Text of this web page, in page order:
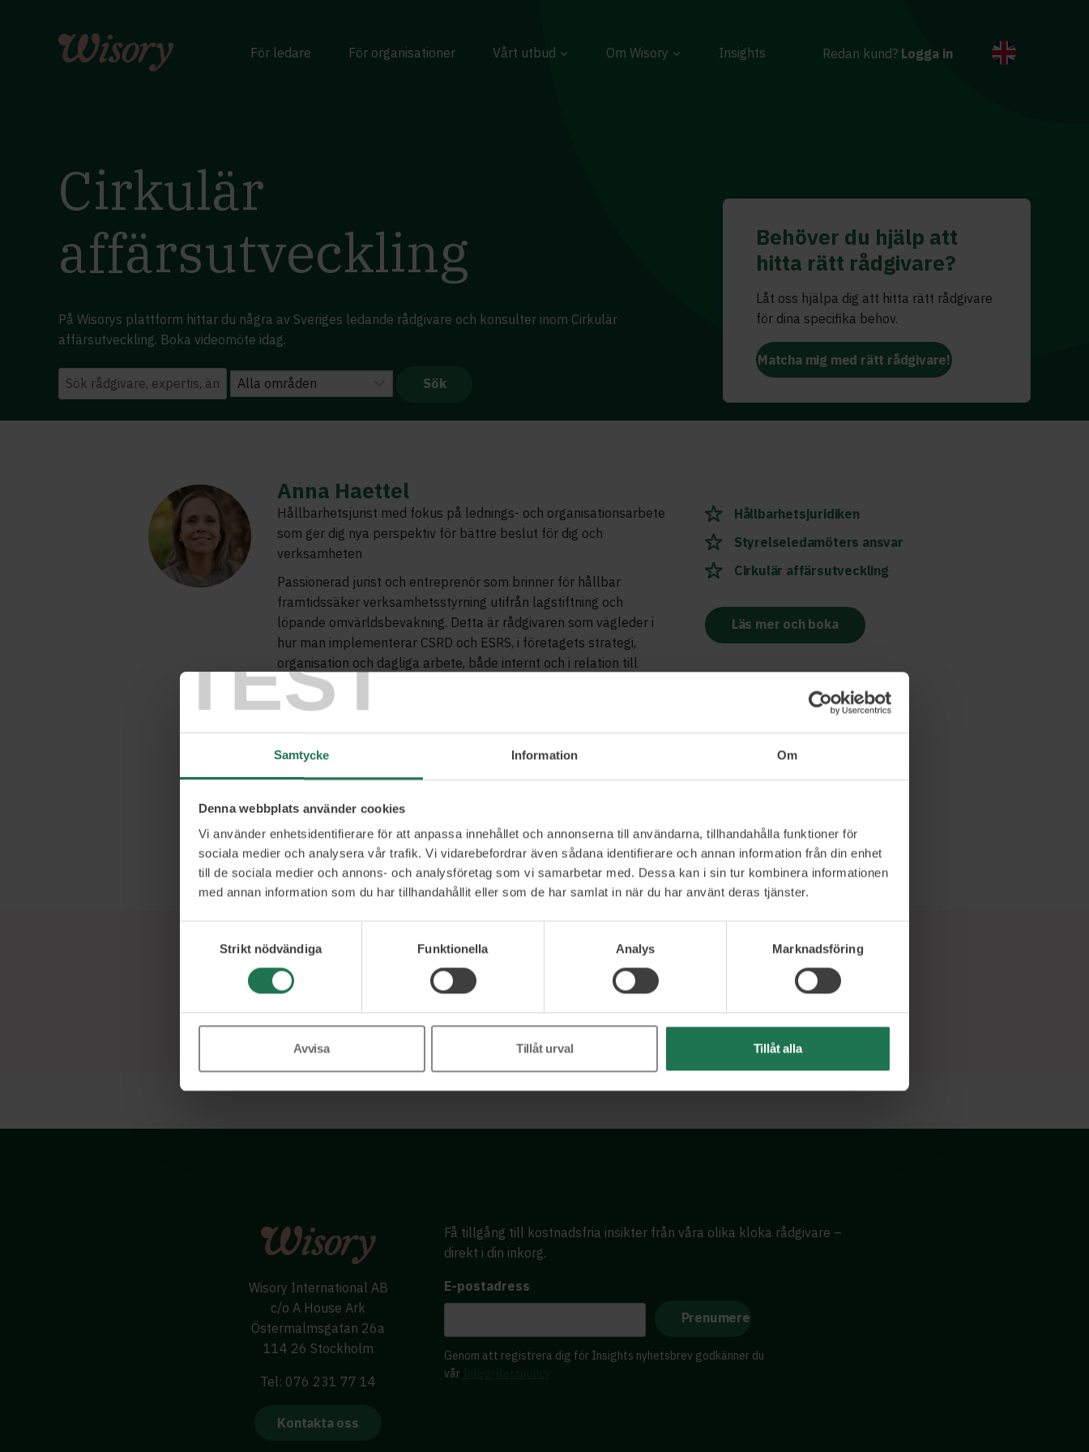
TEST
Samtycke Information Om
Denna webbplats använder cookies
Vi använder enhetsidentifierare för att anpassa innehållet och annonserna till användarna, tillhandahålla funktioner för
sociala medier och analysera vår trafik. Vi vidarebefordrar även sådana identifierare och annan information från din enhet
till de sociala medier och annons- och analysföretag som vi samarbetar med. Dessa kan i sin tur kombinera informationen
med annan information som du har tillhandahållit eller som de har samlat in när du har använt deras tjänster.
Strikt nödvändiga
Funktionella Analys Marknadsföring
Avvisa Tillåt urval Tillåt alla
För ledare För organisationer Vårt utbud Om Wisory Insights Redan kund? Logga in
Cirkulär
affärsutveckling
På Wisorys plattform hittar du några av Sveriges ledande rådgivare och konsulter inom Cirkulär
affärsutveckling. Boka videomöte idag.
Behöver du hjälp att
hitta rätt rådgivare?
Låt oss hjälpa dig att hitta rätt rådgivare
för dina specifika behov.
Matcha mig med rätt rådgivare!
Anna Haettel
Hållbarhetsjurist med fokus på lednings- och organisationsarbete
som ger dig nya perspektiv för bättre beslut för dig och
verksamheten
Passionerad jurist och entreprenör som brinner för hållbar
framtidssäker verksamhetsstyrning utifrån lagstiftning och
löpande omvärldsbevakning. Detta är rådgivaren som vägleder i
hur man implementerar CSRD och ESRS, i företagets strategi,
organisation och dagliga arbete, både internt och i relation till
kunder och leverantörer. Detta är lika viktigt för företag som
måste hållbarhetsrapportera som för företag som är
verksamheter som vill anpassa sig till kraven på resurseffektiv
cirkulär ekonomi i dessa regelverk. Som certifierad
styrelseledamot har Anna kunskap om ansvar och utmaningar i
styrelserummet. Anna stöttar med glädje nyfikna entreprenörer
som, precis som hon själv, vill driva hållbara, lönsamma
verksamheter.
Hållbarhetsjuridiken
Styrelseledamöters ansvar
Cirkulär affärsutveckling
Läs mer och boka
Wisory International AB
c/o A House Ark
Östermalmsgatan 26a
114 26 Stockholm
Tel: 076 231 77 14
Kontakta oss
Få tillgång till kostnadsfria insikter från våra olika kloka rådgivare –
direkt i din inkorg.
E-postadress
Genom att registrera dig för Insights nyhetsbrev godkänner du
vår